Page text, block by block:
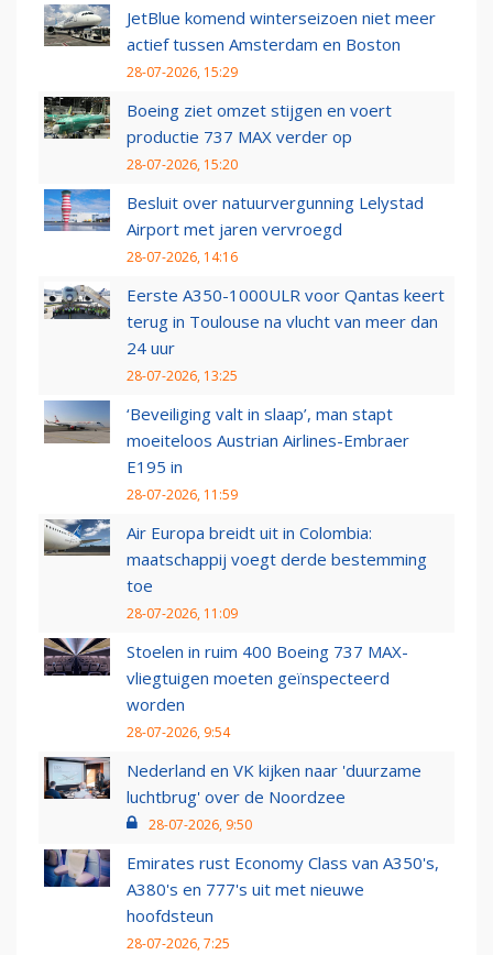
JetBlue komend winterseizoen niet meer
actief tussen Amsterdam en Boston
28-07-2026, 15:29
Boeing ziet omzet stijgen en voert
productie 737 MAX verder op
28-07-2026, 15:20
Besluit over natuurvergunning Lelystad
Airport met jaren vervroegd
28-07-2026, 14:16
Eerste A350-1000ULR voor Qantas keert
terug in Toulouse na vlucht van meer dan
24 uur
28-07-2026, 13:25
‘Beveiliging valt in slaap’, man stapt
moeiteloos Austrian Airlines-Embraer
E195 in
28-07-2026, 11:59
Air Europa breidt uit in Colombia:
maatschappij voegt derde bestemming
toe
28-07-2026, 11:09
Stoelen in ruim 400 Boeing 737 MAX-
vliegtuigen moeten geïnspecteerd
worden
28-07-2026, 9:54
Nederland en VK kijken naar 'duurzame
luchtbrug' over de Noordzee
28-07-2026, 9:50
Emirates rust Economy Class van A350's,
A380's en 777's uit met nieuwe
hoofdsteun
28-07-2026, 7:25